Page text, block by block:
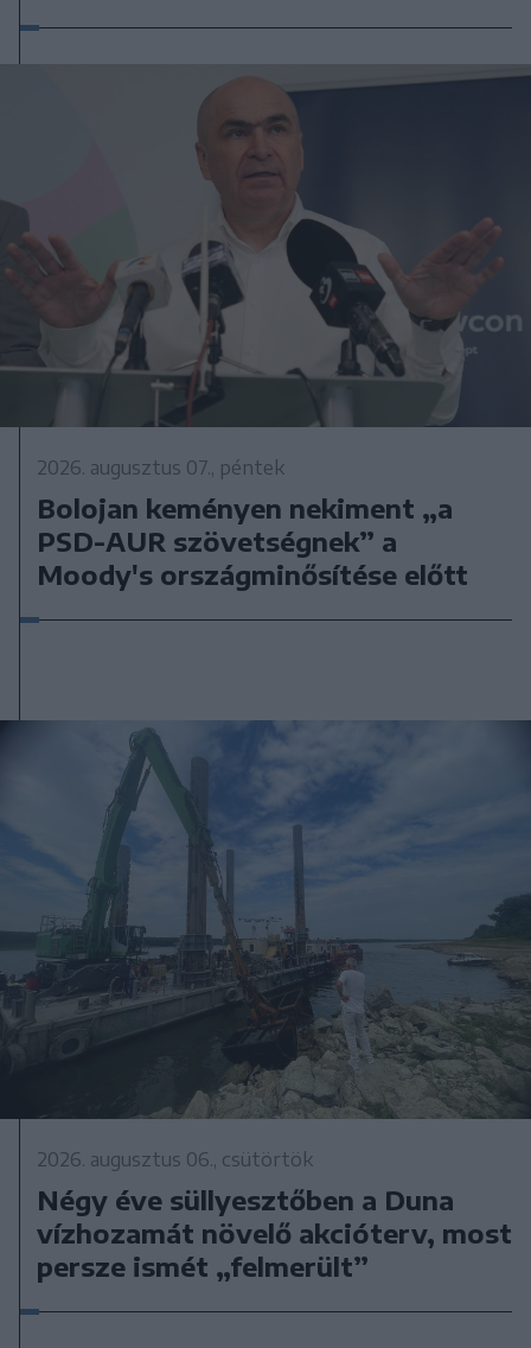
2026. augusztus 07., péntek
Bolojan keményen nekiment „a
PSD-AUR szövetségnek” a
Moody's országminősítése előtt
2026. augusztus 06., csütörtök
Négy éve süllyesztőben a Duna
vízhozamát növelő akcióterv, most
persze ismét „felmerült”